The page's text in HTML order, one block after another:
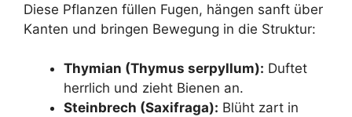
Diese Pflanzen füllen Fugen, hängen sanft über
Kanten und bringen Bewegung in die Struktur:
Thymian (Thymus serpyllum): Duftet
herrlich und zieht Bienen an.
Steinbrech (Saxifraga): Blüht zart in